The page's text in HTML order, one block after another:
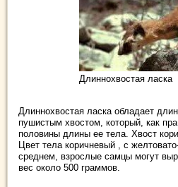
Длиннохвостая ласка
Длиннохвостая ласка обладает
пушистым хвостом, который, как
половины длины ее тела. Хвост
Цвет тела коричневый , с
среднем, взрослые самцы могут
вес около 500 граммов.